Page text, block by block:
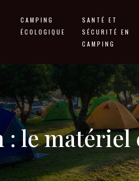
CAMPING
ÉCOLOGIQUE
SANTÉ ET
SÉCURITÉ EN
CAMPING
le